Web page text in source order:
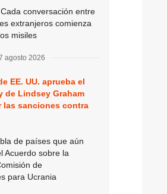
conversación entre
extranjeros comienza
misiles
agosto 2026
EE. UU. aprueba el
de Lindsey Graham
las sanciones contra
de países que aún
Acuerdo sobre la
de
para Ucrania